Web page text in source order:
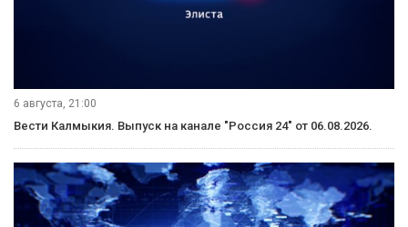
6 августа, 21:00
Вести Калмыкия. Выпуск на канале "Россия 24" от 06.08.2026.